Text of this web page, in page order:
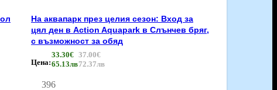
На аквапарк през целия сезон: Вход за
цял ден в Action Aquapark в Слънчев бряг,
с възможност за обяд
Цена:
33.30€
65.13лв
37.00€
72.37лв
396